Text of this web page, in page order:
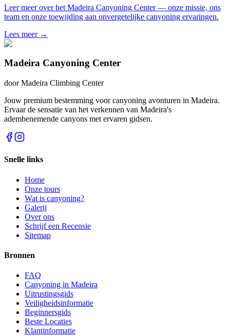
Leer meer over het Madeira Canyoning Center — onze missie, ons
team en onze toewijding aan onvergetelijke canyoning ervaringen.
Lees meer→
Madeira Canyoning Center
doorMadeira Climbing Center
Jouw premium bestemming voor canyoning avonturen in Madeira.
Ervaar de sensatie van het verkennen van Madeira's
adembenemende canyons met ervaren gidsen.
Snelle links
Home
Onze tours
Wat is canyoning?
Galerij
Over ons
Schrijf een Recensie
Sitemap
Bronnen
FAQ
Canyoning in Madeira
Uitrustingsgids
Veiligheidsinformatie
Beginnersgids
Beste Locaties
Klantinformatie